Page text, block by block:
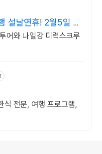
설날연휴! 2월5일 밤
어와 나일강 디럭스크루